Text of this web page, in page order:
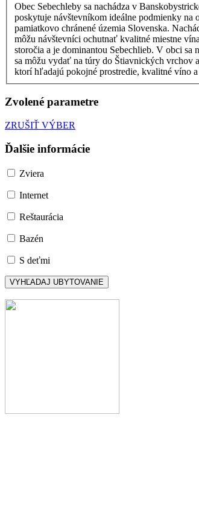
Obec Sebechleby sa nachádza v
poskytuje návštevníkom ideálne podmienky na oddych, turistiku a spoznávanie
pamiatkovo chránené územia Slovenska.
môžu návštevníci ochutnať kvalitné miestne vína a spoznať tradičné vinohradnícke remeslo. Medzi
storočia a je dominantou Sebechlieb. V obci sa nachádza aj niekoľko
sa môžu vydať na túry do Štiavnických vrchov alebo navštíviť
ktorí hľadajú pokojné prostredie, kvalitné víno
Zvolené parametre
ZRUŠIŤ VÝBER
Ďalšie informácie
Zviera
Internet
Reštaurácia
Bazén
S deťmi